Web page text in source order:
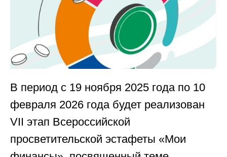
В период с 19 ноября 2025 года по 10
февраля 2026 года будет реализован
VII этап Всероссийской
просветительской эстафеты «Мои